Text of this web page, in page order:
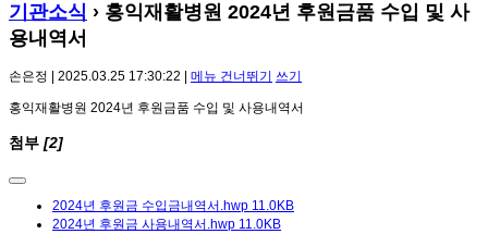
기관소식 › 홍익재활병원 2024년 후원금품 수입 및 사
용내역서
손은정 | 2025.03.25 17:30:22 | 메뉴 건너뛰기 쓰기
홍익재활병원 2024년 후원금품 수입 및 사용내역서
첨부 [2]
2024년 후원금 수입금내역서.hwp 11.0KB
2024년 후원금 사용내역서.hwp 11.0KB